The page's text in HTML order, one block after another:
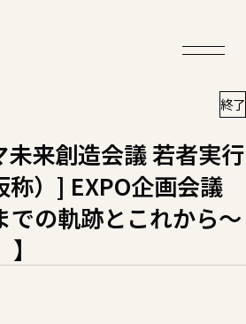
来創造会議 若者実行
称）] EXPO企画会議
の軌跡とこれから〜
終了